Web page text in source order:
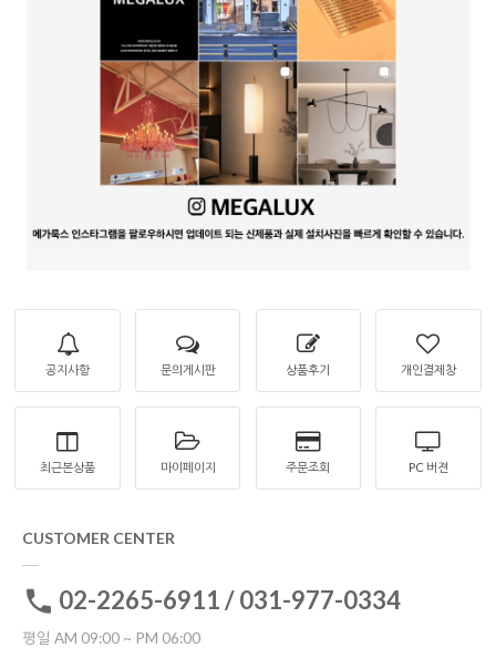
공지사항 문의게시판 상품후기 개인결제창
최근본상품 마이페이지 주문조회 PC 버젼
CUSTOMER CENTER
02-2265-6911 / 031-977-0334
평일 AM 09:00 ~ PM 06:00